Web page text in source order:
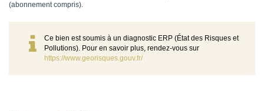
(abonnement compris).
Ce bien est soumis à un diagnostic ERP (État des Risques et
Pollutions). Pour en savoir plus, rendez-vous sur
https://www.georisques.gouv.fr/